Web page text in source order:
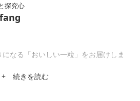
探究心
なる「おいしい一粒」をお届けしま
+ 続きを読む